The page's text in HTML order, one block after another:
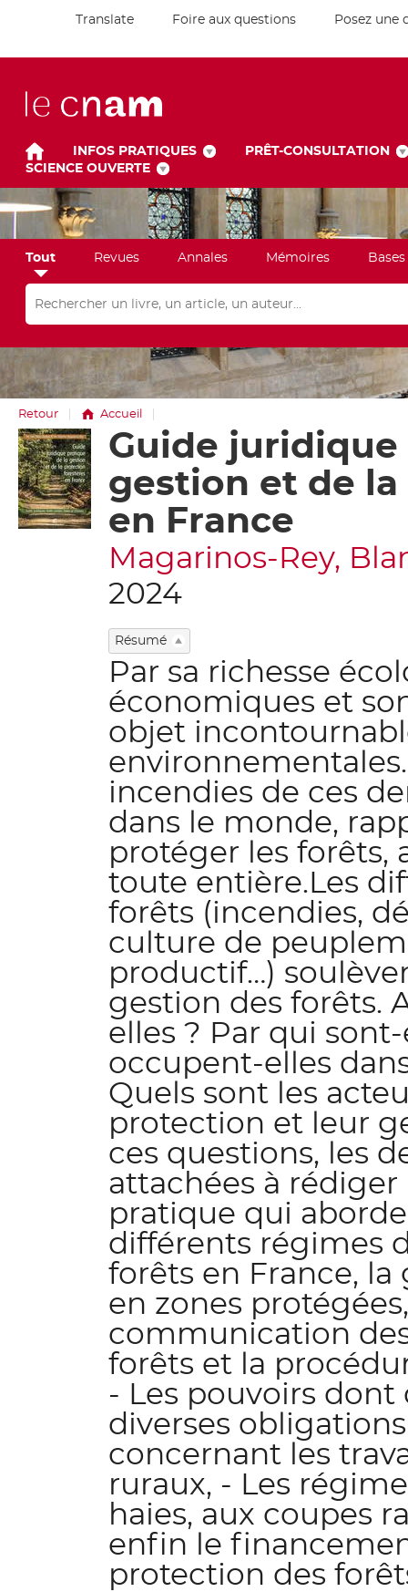
Translate Foire aux questions Posez une
INFOS PRATIQUES
PRÊT-CONSULTATION
SCIENCE OUVERTE
Tout Revues Annales Mémoires
Rechercher dans "Tout"
Retour Accueil
Détail
document
Guide
gestion et de
en France
Magarinos-Rey,
2024
Résumé
Par sa richesse
économiques et
objet
incendies de ces
dans le monde,
protéger les forêts,
toute entière.Les
forêts (incendies,
culture de
productif…)
gestion des forêts.
elles ? Par qui
occupent-elles
Quels sont les
protection et leur
ces questions, les
attachées à
pratique qui
différents régimes
forêts en France,
en zones
communication
forêts et la
- Les pouvoirs dont
diverses
concernant les
ruraux, - Les
haies, aux coupes
enfin le
protection des